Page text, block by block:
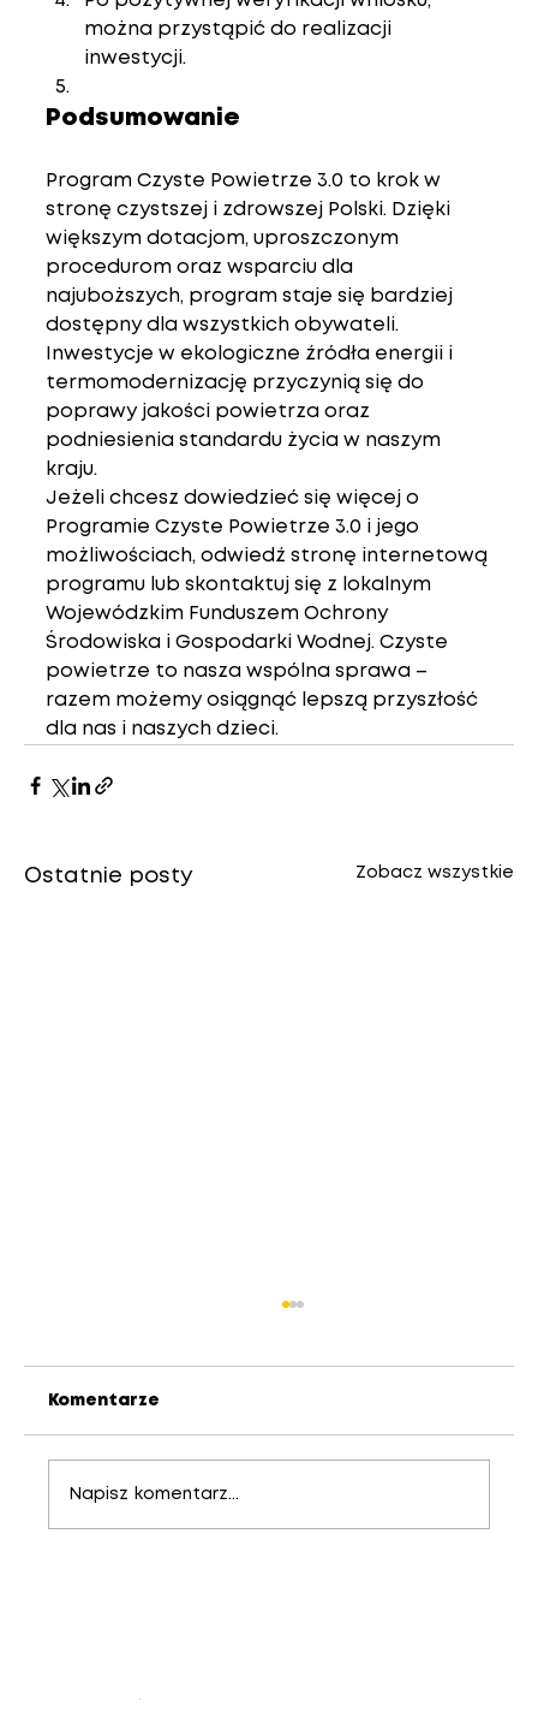
można przystąpić do realizacji
inwestycji.
Podsumowanie
Program Czyste Powietrze 3.0 to krok w
stronę czystszej i zdrowszej Polski. Dzięki
większym dotacjom, uproszczonym
procedurom oraz wsparciu dla
najuboższych, program staje się bardziej
dostępny dla wszystkich obywateli.
Inwestycje w ekologiczne źródła energii i
termomodernizację przyczynią się do
poprawy jakości powietrza oraz
podniesienia standardu życia w naszym
kraju.
Jeżeli chcesz dowiedzieć się więcej o
Programie Czyste Powietrze 3.0 i jego
możliwościach, odwiedź stronę internetową
programu lub skontaktuj się z lokalnym
Wojewódzkim Funduszem Ochrony
Środowiska i Gospodarki Wodnej. Czyste
powietrze to nasza wspólna sprawa –
razem możemy osiągnąć lepszą przyszłość
dla nas i naszych dzieci.
Ostatnie posty Zobacz wszystkie
Komentarze
Napisz komentarz...
Mapa strony.